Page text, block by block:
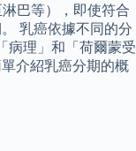
巴等），即使符合
乳癌依據不同的分
病理」和「荷爾蒙受
介紹乳癌分期的概